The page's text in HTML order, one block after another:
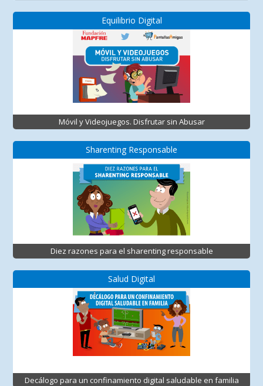
Equilibrio Digital
Móvil y Videojuegos. Disfrutar sin Abusar
Sharenting Responsable
Diez razones para el sharenting responsable
Salud Digital
Decálogo para un confinamiento digital saludable en familia